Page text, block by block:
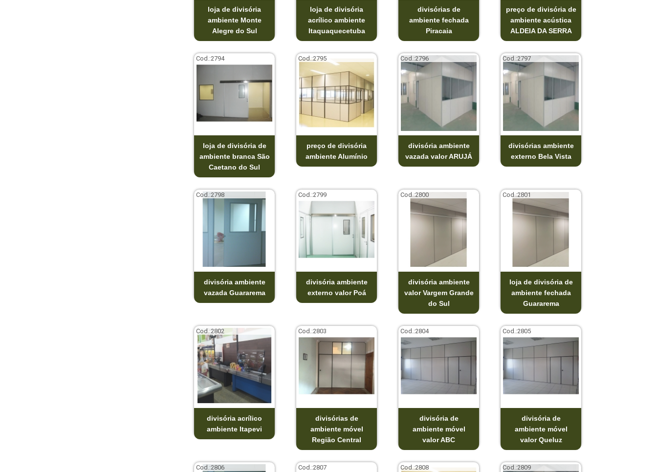
loja de divisória
ambiente Monte
Alegre do Sul
loja de divisória
acrílico ambiente
Itaquaquecetuba
divisórias de
ambiente fechada
Piracaia
preço de divisória de
ambiente acústica
ALDEIA DA SERRA
Cod.:2794
loja de divisória de
ambiente branca São
Caetano do Sul
Cod.:2795
preço de divisória
ambiente Alumínio
Cod.:2796
divisória ambiente
vazada valor ARUJÁ
Cod.:2797
divisórias ambiente
externo Bela Vista
Cod.:2798
divisória ambiente
vazada Guararema
Cod.:2799
divisória ambiente
externo valor Poá
Cod.:2800
divisória ambiente
valor Vargem Grande
do Sul
Cod.:2801
loja de divisória de
ambiente fechada
Guararema
Cod.:2802
divisória acrílico
ambiente Itapevi
Cod.:2803
divisórias de
ambiente móvel
Região Central
Cod.:2804
divisória de
ambiente móvel
valor ABC
Cod.:2805
divisória de
ambiente móvel
valor Queluz
Cod.:2806 Cod.:2807 Cod.:2808 Cod.:2809